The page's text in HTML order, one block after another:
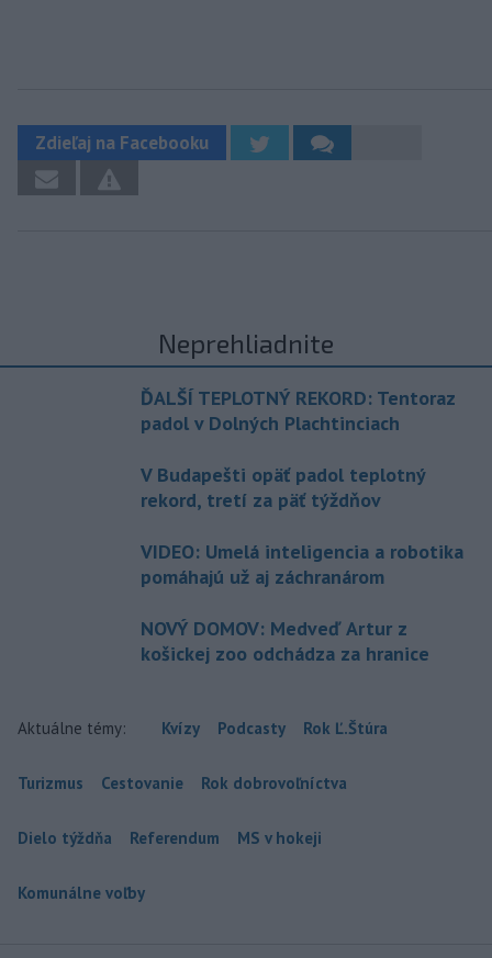
Zdieľaj na Facebooku
Neprehliadnite
ĎALŠÍ TEPLOTNÝ REKORD: Tentoraz
padol v Dolných Plachtinciach
V Budapešti opäť padol teplotný
rekord, tretí za päť týždňov
VIDEO: Umelá inteligencia a robotika
pomáhajú už aj záchranárom
NOVÝ DOMOV: Medveď Artur z
košickej zoo odchádza za hranice
Aktuálne témy: Kvízy Podcasty Rok Ľ.Štúra
Turizmus Cestovanie Rok dobrovoľníctva
Dielo týždňa Referendum MS v hokeji
Komunálne voľby